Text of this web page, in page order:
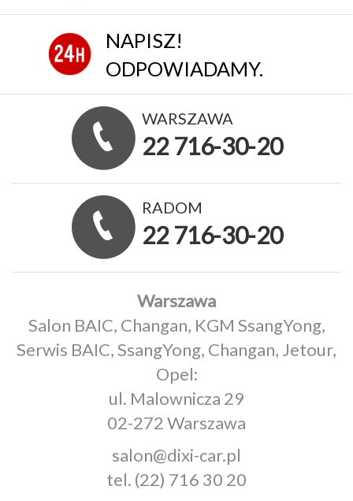
NAPISZ!
ODPOWIADAMY.
WARSZAWA
22 716-30-20
RADOM
22 716-30-20
Warszawa
Salon BAIC, Changan, KGM SsangYong,
Serwis BAIC, SsangYong, Changan, Jetour,
Opel:
ul. Malownicza 29
02-272 Warszawa
salon@dixi-car.pl
tel. (22) 716 30 20